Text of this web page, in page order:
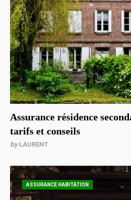
Assurance résidence
tarifs et conseils
byLAURENT
ASSURANCE HABITATION